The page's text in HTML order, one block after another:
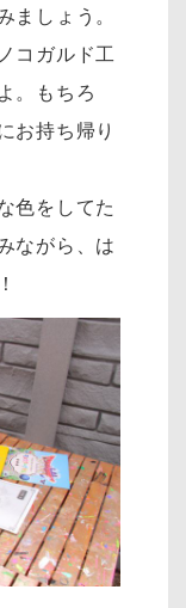
ましょう。
コガルド工
。もちろ
お持ち帰り
色をしてた
ながら、は